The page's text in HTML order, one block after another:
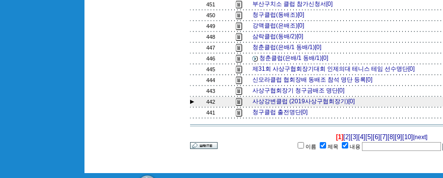
451
부산구치소 클럽 참가신청서[0]
450
청구클럽(동배조)[0]
449
강맥클럽(은배조)[0]
448
삼락클럽(동배/2)[0]
447
청춘클럽(은배/1 동배/1)[0]
446
청춘클럽(은배/1 동배/1)[0]
445
제31회 사상구협회장기대회 인제의대 테니스 테임 선수명단[0]
444
신모라클럽 협회장배 동배조 참석 명단 등록[0]
443
사상구협회장기 청구금배조 명단[0]
▶
442 사상강변클럽 (2019사상구협회장기)[0]
441
청구클럽 출전명단[0]
[1] [2] [3] [4] [5] [6] [7] [8] [9] [10] [next]
이름 제목 내용